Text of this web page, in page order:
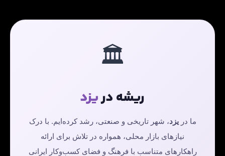
🏛️
ریشه دریزد
ما دریزد، شهر تاریخی و صنعتی، رشد کرده‌ایم. با درک
نیازهای بازار محلی، همواره در تلاش برای ارائه
راهکارهای متناسب با فرهنگ و فضای کسب‌وکار ایرانی